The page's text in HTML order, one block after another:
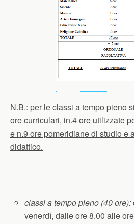
N.B.: per le classi a tempo pieno
ore curriculari, in.4 ore utilizzate
e n.9 ore pomeridiane di studio e
didattico.
classi a tempo pieno (40 ore):
venerdì, dalle ore 8.00 alle